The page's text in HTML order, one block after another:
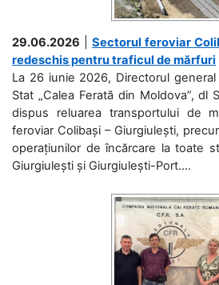
29.06.2026
Sectorul feroviar
redeschis pentru traficul de mărfuri
La 26 iunie 2026, Directorul
Stat „Calea Ferată din Moldova”, dl
dispus reluarea transportului de
feroviar Colibași – Giurgiulești,
operațiunilor de încărcare la toate
Giurgiulești și Giurgiulești-Port....